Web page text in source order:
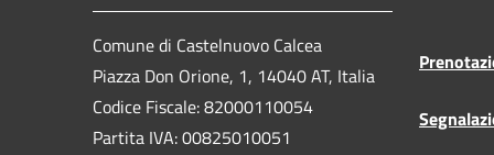
Comune di Castelnuovo Calcea
Piazza Don Orione, 1, 14040 AT, Italia
Codice Fiscale: 82000110054
Partita IVA: 00825010051